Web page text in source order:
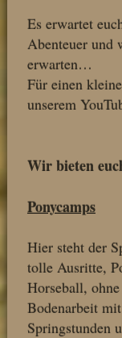
Es erwartet
Abenteuer und
erwarten…
Für einen
unserem
Wir bieten
Ponycamps
Hier steht der
tolle Ausritte,
Horseball,
Bodenarbeit
Springstunden